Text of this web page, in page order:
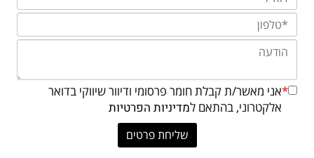
*אני מאשר/ת קבלת חומר פרסומי ודיוור שיווקי בדואר
אלקטרוני, בהתאם למדיניות הפרטיות